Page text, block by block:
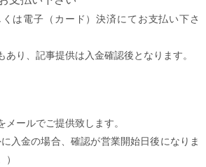
は電子（カード）決済にてお支払い下さ
り、記事提供は入金確認後となります。
メールでご提供致します。
入金の場合、確認が営業開始日後になりま